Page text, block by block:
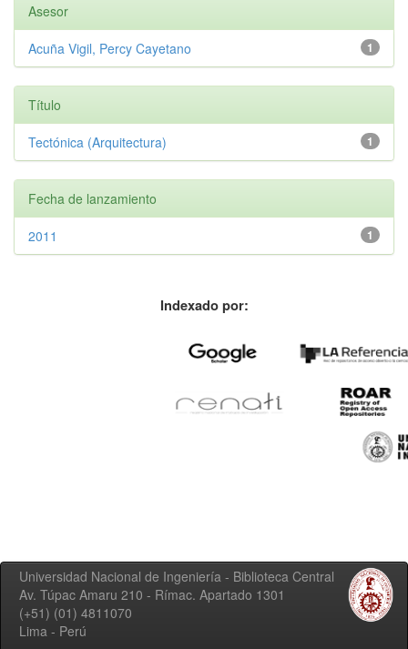
Asesor
1
Acuña Vigil, Percy Cayetano
Título
1
Tectónica (Arquitectura)
Fecha de lanzamiento
1
2011
Indexado por:
Universidad Nacional de Ingeniería - Biblioteca Central
Av. Túpac Amaru 210 - Rímac. Apartado 1301
(+51) (01) 4811070
Lima - Perú